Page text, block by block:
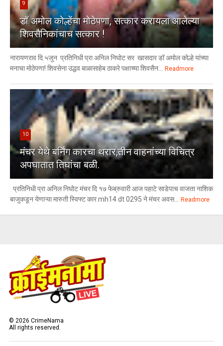
9
डॉ अमोल कोल्हेंचा मोठेपणा, सत्कार करायला आलेल्या
शिवसैनिकांचाच सत्कार !
नारायणराव दि.५जुन प्रतिनिधी प्रा अनिल निघोट सर खासदार डॉ अमोल कोल्हे यांच्या
मनाचा मोठेपणा! शिवसेना उद्धव बाळासाहेब ठाकरे पक्षाच्या शिवसैन... Readmore
10
मंचर येथे बर्निंग कारचा थरार,तीन वाहनांच्या विचित्र
अपघातात तिघांचा बळी.
प्रतिनिधी प्रा अनिल निघोट मंचर दि १७ फेब्रुवारी आज पहाटे साडेपाच वाजता नाशिक
बाजुकडून येणाऱ्या मारुती स्विफ्ट कार mh14 dt 0295 ने मंचर अवस... Readmore
© 2026 CrimeNama
All rights reserved.